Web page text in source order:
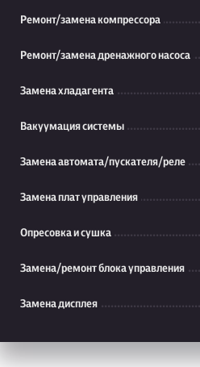
Ремонт/замена компрессора
Ремонт/замена дренажного насоса
Замена хладагента
Вакуумация системы
Замена автомата/пускателя/реле
Замена плат управления
Опресовка и сушка
Замена/ремонт блока управления
Замена дисплея